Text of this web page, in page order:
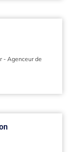
- Agenceur de